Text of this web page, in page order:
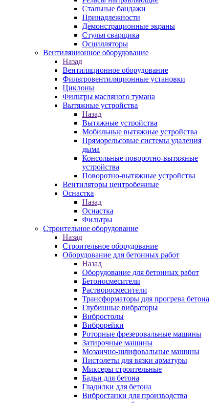
Стальные бандажи
Принадлежности
Демонстрационные экраны
Стулья сварщика
Осцилляторы
Вентиляционное оборудование
Назад
Вентиляционное оборудование
Фильтровентиляционные установки
Циклоны
Фильтры масляного тумана
Вытяжные устройства
Назад
Вытяжные устройства
Мобильные вытяжные устройства
Пряморельсовые системы удаления
дыма
Консольные поворотно-вытяжные
устройства
Поворотно-вытяжные устройства
Вентиляторы центробежные
Оснастка
Назад
Оснастка
Фильтры
Строительное оборудование
Назад
Строительное оборудование
Оборудование для бетонных работ
Назад
Оборудование для бетонных работ
Бетоносмесители
Растворосмесители
Трансформаторы для прогрева бетона
Глубинные вибраторы
Вибростолы
Виброрейки
Роторные фрезеровальные машины
Затирочные машины
Мозаично-шлифовальные машины
Пистолеты для вязки арматуры
Миксеры строительные
Бадьи для бетона
Гладилки для бетона
Вибростанки для производства